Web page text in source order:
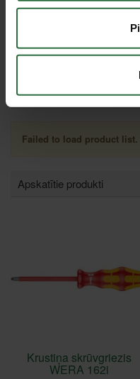
22,02 €
Tie, kas apskatīja šo
Failed to load product list.
Apskatītie produkti
Krustiņa skrūvgriezis
WERA 162i